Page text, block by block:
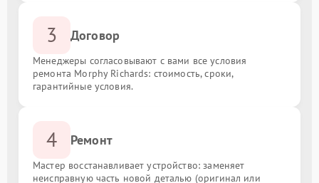
3 Договор
Менеджеры согласовывают с вами все условия
ремонта Morphy Richards: стоимость, сроки,
гарантийные условия.
4 Ремонт
Мастер восстанавливает устройство: заменяет
неисправную часть новой деталью (оригинал или